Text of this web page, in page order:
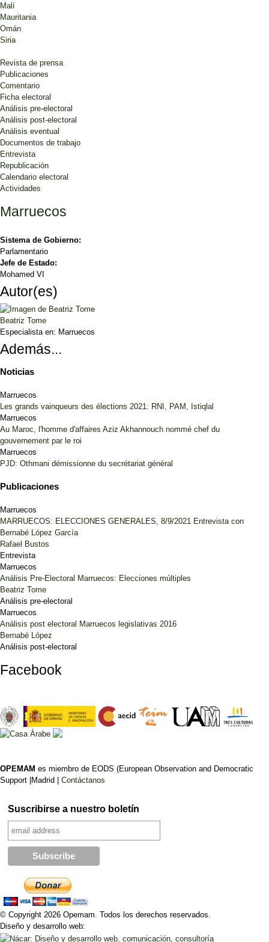
Malí
Mauritania
Omán
Siria
Revista de prensa
Publicaciones
Comentario
Ficha electoral
Análisis pre-electoral
Análisis post-electoral
Análisis eventual
Documentos de trabajo
Entrevista
Republicación
Calendario electoral
Actividades
Marruecos
Sistema de Gobierno:
Parlamentario
Jefe de Estado:
Mohamed VI
Autor(es)
Beatriz Tome
Especialista en: Marruecos
Además...
Noticias
Marruecos
Les grands vainqueurs des élections 2021: RNI, PAM, Istiqlal
Marruecos
Au Maroc, l'homme d'affaires Aziz Akhannouch nommé chef du
gouvernement par le roi
Marruecos
PJD: Othmani démissionne du secrétariat général
Publicaciones
Marruecos
MARRUECOS: ELECCIONES GENERALES, 8/9/2021 Entrevista con
Bernabé López García
Rafael Bustos
Entrevista
Marruecos
Análisis Pre-Electoral Marruecos: Elecciones múltiples
Beatriz Tome
Análisis pre-electoral
Marruecos
Análisis post electoral Marruecos legislativas 2016
Bernabé López
Análisis post-electoral
Facebook
OPEMAM es miembro de EODS (European Observation and Democratic
Support |Madrid | Contáctanos
Suscribirse a nuestro boletín
© Copyright 2026 Opemam. Todos los derechos reservados.
Diseño y desarrollo web: